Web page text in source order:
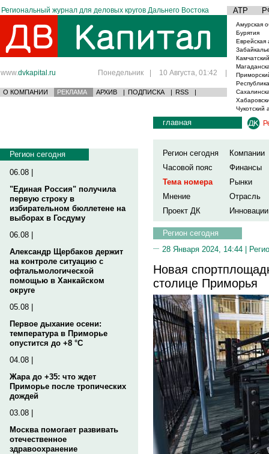
Региональный журнал для деловых кругов Дальнего Востока АТР
www.dvkapital.ru Понедельник | 10 Августа, 01:42 |
О КОМПАНИИ РЕКЛАМА АРХИВ | ПОДПИСКА | RSS |
Амурская
Бурятия
Еврейская
Чукотский
Регион сегодня
06.08 |
"Единая Россия" получила
первую строку в
избирательном бюллетене на
выборах в Госдуму
06.08 |
Александр Щербаков держит
на контроле ситуацию с
офтальмологической
помощью в Ханкайском
округе
05.08 |
Первое дыхание осени:
температура в Приморье
опустится до +8 °C
04.08 |
Жара до +35: что ждет
Приморье после тропических
дождей
03.08 |
Москва помогает развивать
отечественное
здравоохранение
главная
Регион сегодня
Компании
Часовой пояс
Финансы
Тема номера
Рынки
Мнение
Отрасль
Проект ДК
Инновации
Регион сегодня
28 Января 2024, 14:44 |
Новая
столице Приморья